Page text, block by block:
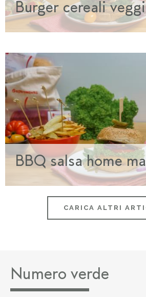
Burger cereali
BBQ salsa home
CARICA ALTRI
Numero verde